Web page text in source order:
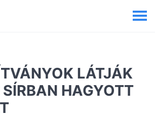
LÁTJÁK
HAGYOTT